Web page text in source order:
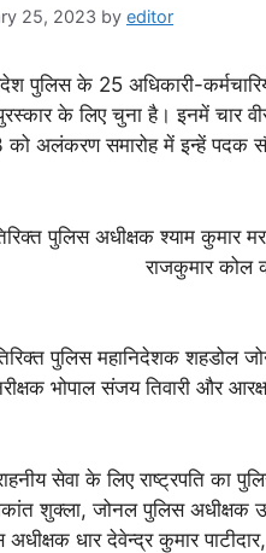
25, 2023 by editor
पुलिस के 25 अधिकारी-
के लिए चुना है। इनमें चार
अलंकरण समारोह में इन्‍हें पदक
पुलिस अधीक्षक श्‍याम कुमार
राजकुमार कोल
पुलिस महानिदेशक शहडोल
भोपाल संजय तिवारी और
सेवा के लिए राष्‍ट्रपति का
शुक्‍ला, जोनल पुलिस अधीक्षक
अधीक्षक धार देवेन्‍द्र कुमार